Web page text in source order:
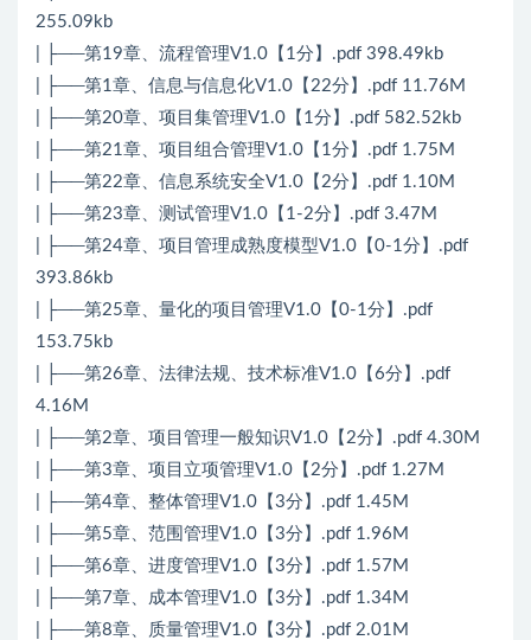
255.09kb
| ├──第19章、流程管理V1.0【1分】.pdf 398.49kb
| ├──第1章、信息与信息化V1.0【22分】.pdf 11.76M
| ├──第20章、项目集管理V1.0【1分】.pdf 582.52kb
| ├──第21章、项目组合管理V1.0【1分】.pdf 1.75M
| ├──第22章、信息系统安全V1.0【2分】.pdf 1.10M
| ├──第23章、测试管理V1.0【1-2分】.pdf 3.47M
| ├──第24章、项目管理成熟度模型V1.0【0-1分】.pdf
393.86kb
| ├──第25章、量化的项目管理V1.0【0-1分】.pdf
153.75kb
| ├──第26章、法律法规、技术标准V1.0【6分】.pdf
4.16M
| ├──第2章、项目管理一般知识V1.0【2分】.pdf 4.30M
| ├──第3章、项目立项管理V1.0【2分】.pdf 1.27M
| ├──第4章、整体管理V1.0【3分】.pdf 1.45M
| ├──第5章、范围管理V1.0【3分】.pdf 1.96M
| ├──第6章、进度管理V1.0【3分】.pdf 1.57M
| ├──第7章、成本管理V1.0【3分】.pdf 1.34M
| ├──第8章、质量管理V1.0【3分】.pdf 2.01M